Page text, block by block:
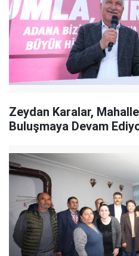
Zeydan Karalar,
Buluşmaya Devam